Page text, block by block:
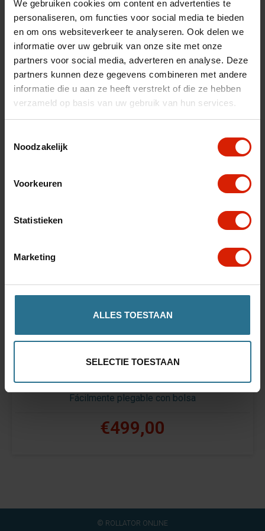
We gebruiken cookies om content en advertenties te
personaliseren, om functies voor social media te bieden
en om ons websiteverkeer te analyseren. Ook delen we
informatie over uw gebruik van onze site met onze
partners voor social media, adverteren en analyse. Deze
partners kunnen deze gegevens combineren met andere
informatie die u aan ze heeft verstrekt of die ze hebben
verzameld op basis van uw gebruik van hun services.
Noodzakelijk
Voorkeuren
Statistieken
Marketing
ALLES TOESTAAN
SELECTIE TOESTAAN
sac'
Ordenar por:
Let's Shop
Fácilmente plegable con bolsa
€499,00
© ROLLATOR ONLINE